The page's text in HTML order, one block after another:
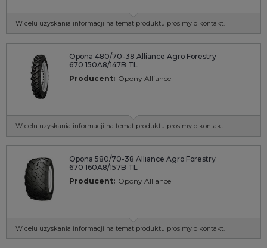
W celu uzyskania informacji na temat produktu prosimy o kontakt.
Opona 480/70-38 Alliance Agro Forestry
670 150A8/147B TL
Producent: Opony Alliance
W celu uzyskania informacji na temat produktu prosimy o kontakt.
Opona 580/70-38 Alliance Agro Forestry
670 160A8/157B TL
Producent: Opony Alliance
W celu uzyskania informacji na temat produktu prosimy o kontakt.